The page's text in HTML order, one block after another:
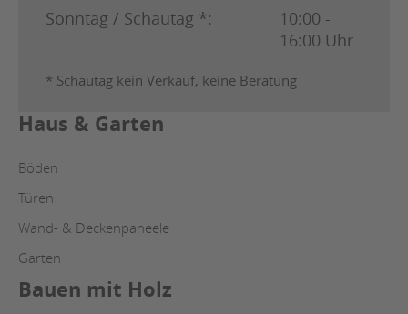
Sonntag / Schautag *:
10:00 -
16:00 Uhr
* Schautag kein Verkauf, keine Beratung
Haus & Garten
Böden
Türen
Wand- & Deckenpaneele
Garten
Bauen mit Holz